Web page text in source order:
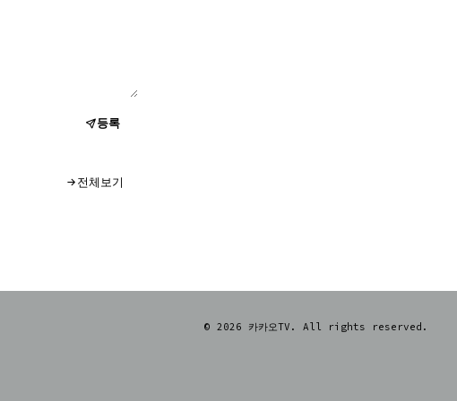
등록
전체보기
© 2026 카카오TV. All rights reserved.